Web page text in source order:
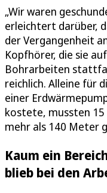
„Wir waren
erleichtert darüber,
der Vergangenheit
Kopfhörer, die sie
Bohrarbeiten
reichlich. Alleine für
einer
kostete, mussten 15
mehr als 140 Meter
Kaum ein
blieb bei den